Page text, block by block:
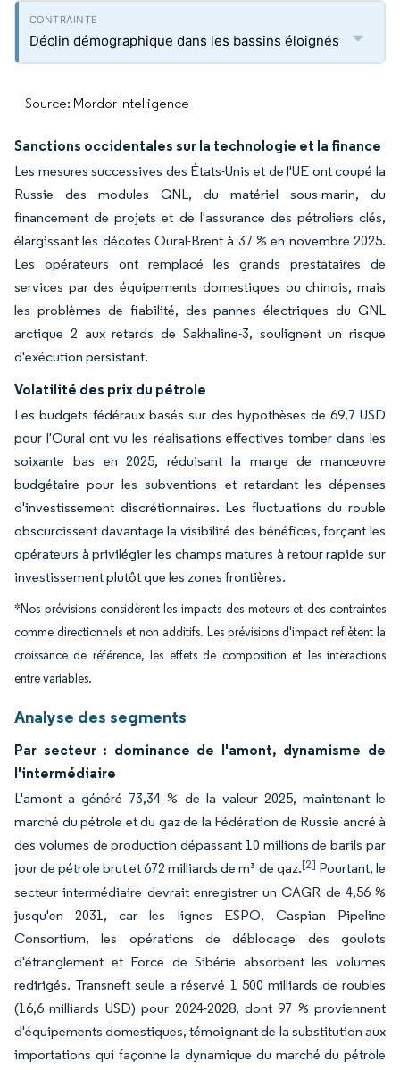
Déclin démographique dans les bassins éloignés
Source: Mordor Intelligence
Sanctions occidentales sur la technologie et la finance
Les mesures successives des États-Unis et de l'UE ont coupé la
Russie des modules GNL, du matériel sous-marin, du
financement de projets et de l'assurance des pétroliers clés,
élargissant les décotes Oural-Brent à 37 % en novembre 2025.
Les opérateurs ont remplacé les grands prestataires de
services par des équipements domestiques ou chinois, mais
les problèmes de fiabilité, des pannes électriques du GNL
arctique 2 aux retards de Sakhaline-3, soulignent un risque
d'exécution persistant.
Volatilité des prix du pétrole
Les budgets fédéraux basés sur des hypothèses de 69,7 USD
pour l'Oural ont vu les réalisations effectives tomber dans les
soixante bas en 2025, réduisant la marge de manœuvre
budgétaire pour les subventions et retardant les dépenses
d'investissement discrétionnaires. Les fluctuations du rouble
obscurcissent davantage la visibilité des bénéfices, forçant les
opérateurs à privilégier les champs matures à retour rapide sur
investissement plutôt que les zones frontières.
*Nos prévisions considèrent les impacts des moteurs et des contraintes
comme directionnels et non additifs. Les prévisions d'impact reflètent la
croissance de référence, les effets de composition et les interactions
entre variables.
Analyse des segments
Par secteur : dominance de l'amont, dynamisme de
l'intermédiaire
L'amont a généré 73,34 % de la valeur 2025, maintenant le
marché du pétrole et du gaz de la Fédération de Russie ancré à
des volumes de production dépassant 10 millions de barils par
jour de pétrole brut et 672 milliards de m³ de gaz.[2] Pourtant, le
secteur intermédiaire devrait enregistrer un CAGR de 4,56 %
jusqu'en 2031, car les lignes ESPO, Caspian Pipeline
Consortium, les opérations de déblocage des goulots
d'étranglement et Force de Sibérie absorbent les volumes
redirigés. Transneft seule a réservé 1 500 milliards de roubles
(16,6 milliards USD) pour 2024-2028, dont 97 % proviennent
d'équipements domestiques, témoignant de la substitution aux
importations qui façonne la dynamique du marché du pétrole